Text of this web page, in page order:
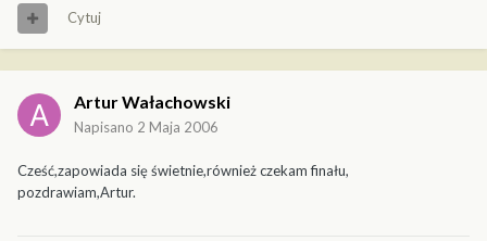
Cytuj
Artur Wałachowski
Napisano 2 Maja 2006
Cześć,zapowiada się świetnie,również czekam finału,
pozdrawiam,Artur.